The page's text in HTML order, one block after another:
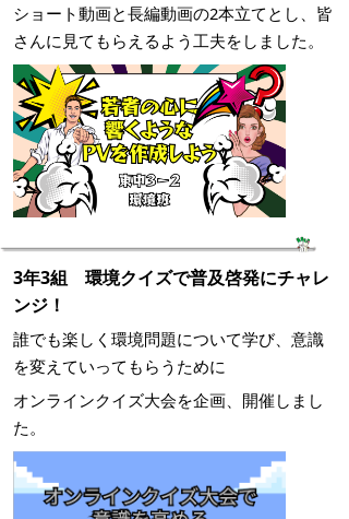
ショート動画と長編動画の2本立てとし、皆
さんに見てもらえるよう工夫をしました。
3年3組 環境クイズで普及啓発にチャレ
ンジ！
誰でも楽しく環境問題について学び、意識
を変えていってもらうために
オンラインクイズ大会を企画、開催しまし
た。